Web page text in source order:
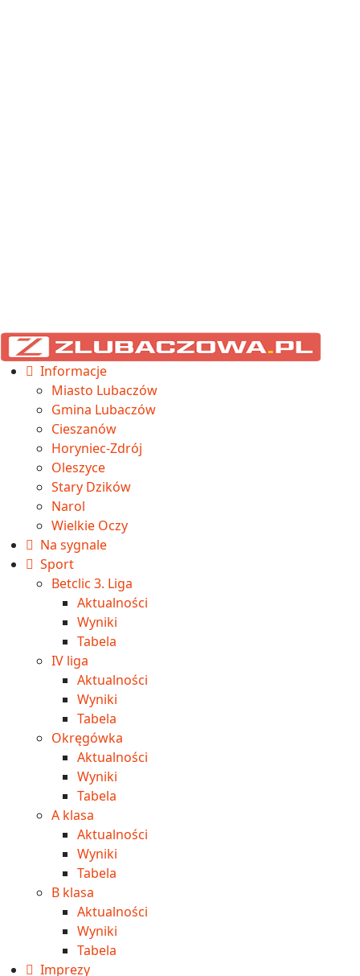
Informacje
Miasto Lubaczów
Gmina Lubaczów
Cieszanów
Horyniec-Zdrój
Oleszyce
Stary Dzików
Narol
Wielkie Oczy
Na sygnale
Sport
Betclic 3. Liga
Aktualności
Wyniki
Tabela
IV liga
Aktualności
Wyniki
Tabela
Okręgówka
Aktualności
Wyniki
Tabela
A klasa
Aktualności
Wyniki
Tabela
B klasa
Aktualności
Wyniki
Tabela
Imprezy